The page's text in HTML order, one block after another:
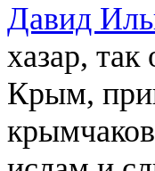
Давид
хазар,
Крым,